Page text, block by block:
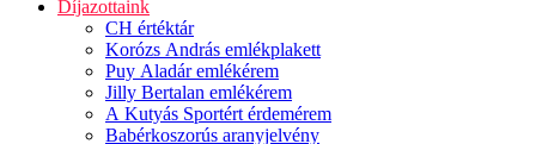
Díjazottaink
CH értéktár
Korózs András emlékplakett
Puy Aladár emlékérem
Jilly Bertalan emlékérem
A Kutyás Sportért érdemérem
Babérkoszorús aranyjelvény